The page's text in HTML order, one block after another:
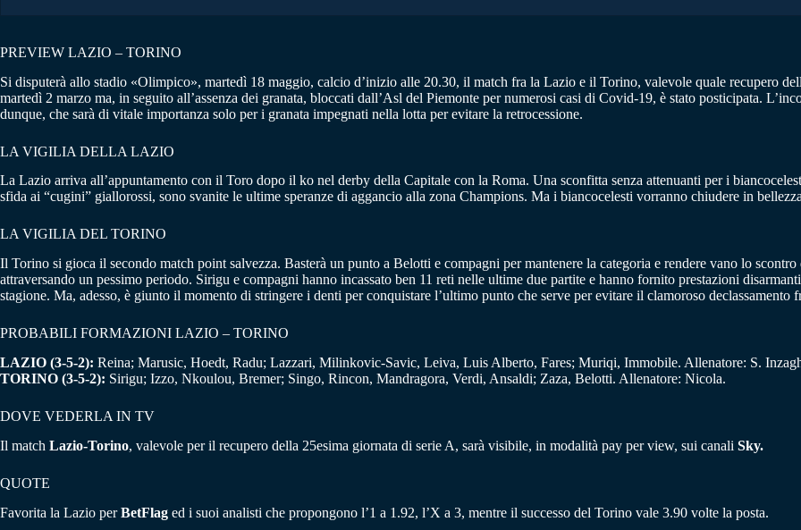
PREVIEW LAZIO – TORINO
Si disputerà allo stadio «Olimpico», martedì 18 maggio, calcio d’inizio alle 20.30, il match fra la Lazio e il Torino, valevole quale recupero
martedì 2 marzo ma, in seguito all’assenza dei granata, bloccati dall’Asl del Piemonte per numerosi casi di Covid-19, è stato posticipata.
dunque, che sarà di vitale importanza solo per i granata impegnati nella lotta per evitare la retrocessione.
LA VIGILIA DELLA LAZIO
La Lazio arriva all’appuntamento con il Toro dopo il ko nel derby della Capitale con la Roma. Una sconfitta senza attenuanti per i
sfida ai “cugini” giallorossi, sono svanite le ultime speranze di aggancio alla zona Champions. Ma i biancocelesti vorranno chiudere in
LA VIGILIA DEL TORINO
Il Torino si gioca il secondo match point salvezza. Basterà un punto a Belotti e compagni per mantenere la categoria e rendere vano lo
attraversando un pessimo periodo. Sirigu e compagni hanno incassato ben 11 reti nelle ultime due partite e hanno fornito prestazioni
stagione. Ma, adesso, è giunto il momento di stringere i denti per conquistare l’ultimo punto che serve per evitare il clamoroso declassamento
PROBABILI FORMAZIONI LAZIO – TORINO
LAZIO (3-5-2): Reina; Marusic, Hoedt, Radu; Lazzari, Milinkovic-Savic, Leiva, Luis Alberto, Fares; Muriqi, Immobile. Allenatore: S.
TORINO (3-5-2): Sirigu; Izzo, Nkoulou, Bremer; Singo, Rincon, Mandragora, Verdi, Ansaldi; Zaza, Belotti. Allenatore: Nicola.
DOVE VEDERLA IN TV
Il match Lazio-Torino, valevole per il recupero della 25esima giornata di serie A, sarà visibile, in modalità pay per view, sui canali Sky.
QUOTE
Favorita la Lazio perBetFlag ed i suoi analisti che propongono l’1 a 1.92, l’X a 3, mentre il successo del Torino vale 3.90 volte la posta.